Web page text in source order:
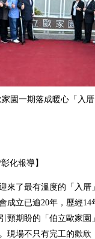
園一期落成暖心「入
化報導】
來了最有溫度的「入
成立已逾20年，歷經
頸期盼的「伯立歐家
現場不只有完工的歡